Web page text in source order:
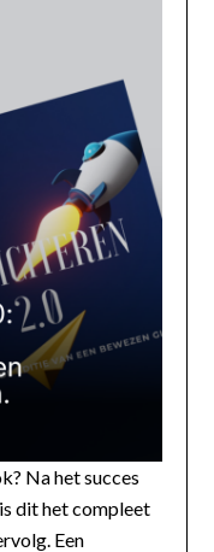
Na het succes
dit het compleet
Een